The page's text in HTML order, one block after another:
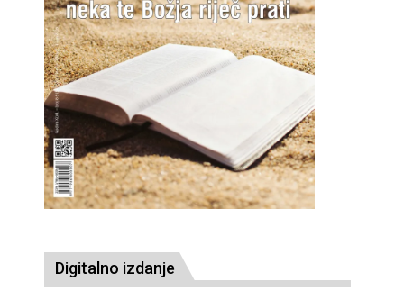
Digitalno izdanje